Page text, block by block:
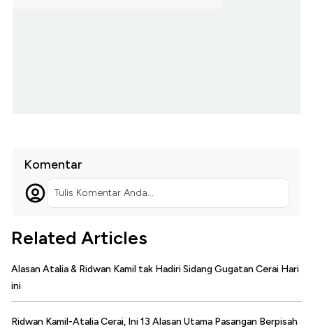
Komentar
Tulis Komentar Anda...
Related Articles
Alasan Atalia & Ridwan Kamil tak Hadiri Sidang Gugatan Cerai Hari
ini
Ridwan Kamil-Atalia Cerai, Ini 13 Alasan Utama Pasangan Berpisah